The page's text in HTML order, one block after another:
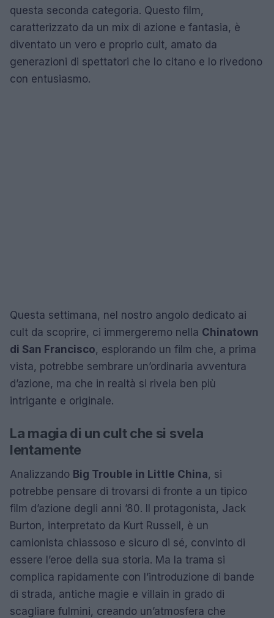
questa seconda categoria. Questo film,
caratterizzato da un mix di azione e fantasia, è
diventato un vero e proprio cult, amato da
generazioni di spettatori che lo citano e lo rivedono
con entusiasmo.
Questa settimana, nel nostro angolo dedicato ai
cult da scoprire, ci immergeremo nella Chinatown
di San Francisco, esplorando un film che, a prima
vista, potrebbe sembrare un’ordinaria avventura
d’azione, ma che in realtà si rivela ben più
intrigante e originale.
La magia di un cult che si svela
lentamente
Analizzando Big Trouble in Little China, si
potrebbe pensare di trovarsi di fronte a un tipico
film d’azione degli anni ’80. Il protagonista, Jack
Burton, interpretato da Kurt Russell, è un
camionista chiassoso e sicuro di sé, convinto di
essere l’eroe della sua storia. Ma la trama si
complica rapidamente con l’introduzione di bande
di strada, antiche magie e villain in grado di
scagliare fulmini, creando un’atmosfera che